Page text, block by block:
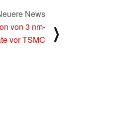
News
von 3 nm-
vor TSMC
⟩